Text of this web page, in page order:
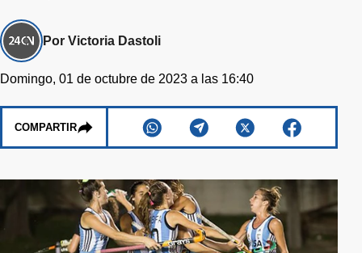
Por Victoria Dastoli
Domingo, 01 de octubre de 2023 a las 16:40
COMPARTIR